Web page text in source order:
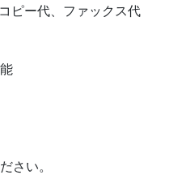
ピー代、ファックス代
さい。